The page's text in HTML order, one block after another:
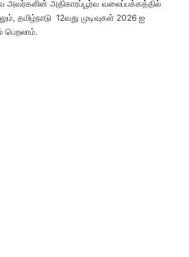
அவர்களின் அதிகாரப்பூர்வ வலைப்பக்கத்தில்
தமிழ்நாடு 12வது முடிவுகள் 2026 ஐ
பெறலாம்.